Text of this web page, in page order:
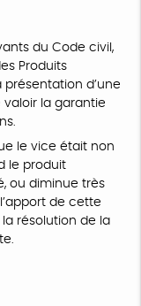
du Code civil,
Produits
présentation d’une
valoir la garantie
le vice était non
le produit
ou diminue très
de cette
résolution de la